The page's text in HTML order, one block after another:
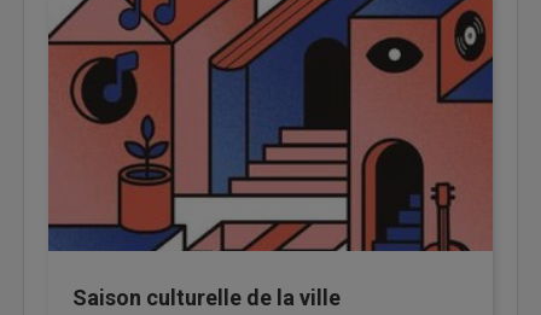
Saison culturelle de la ville